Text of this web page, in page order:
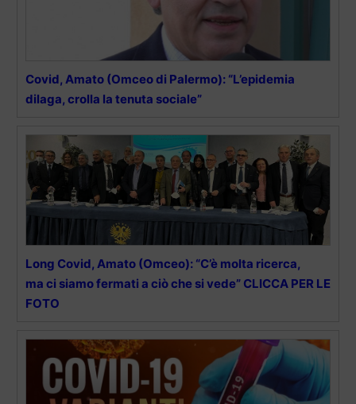
Covid, Amato (Omceo di Palermo): “L’epidemia
dilaga, crolla la tenuta sociale”
Long Covid, Amato (Omceo): “C’è molta ricerca,
ma ci siamo fermati a ciò che si vede” CLICCA PER LE
FOTO